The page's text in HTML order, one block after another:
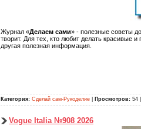
Журнал «Делаем сами» - полезные советы
творит. Для тех, кто любит делать красивые
другая полезная информация.
Категория: Сделай сам-Рукоделие Просмотров: 54 |
Vogue Italia №908 2026